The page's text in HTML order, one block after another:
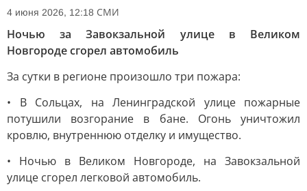
4 июня 2026, 12:18 СМИ
Ночью за Завокзальной улице в Великом
Новгороде сгорел автомобиль
За сутки в регионе произошло три пожара:
• В Сольцах, на Ленинградской улице пожарные
потушили возгорание в бане. Огонь уничтожил
кровлю, внутреннюю отделку и имущество.
• Ночью в Великом Новгороде, на Завокзальной
улице сгорел легковой автомобиль.